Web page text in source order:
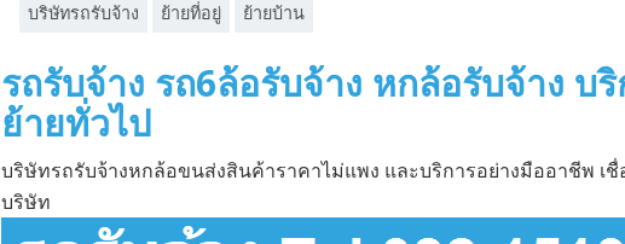
บริษัทรถรับจ้าง ย้ายที่อยู่ ย้ายบ้าน
รถรับจ้าง รถ6ล้อรับจ้าง หกล้อรับจ้าง บ
ย้ายทั่วไป
บริษัทรถรับจ้างหกล้อขนส่งสินค้าราคาไม่แพง และบริการอย่างมืออาชีพ เชื่
บริษัท